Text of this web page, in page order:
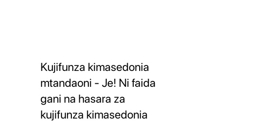
Kujifunza kimasedonia
mtandaoni - Je! Ni faida
gani na hasara za
kujifunza kimasedonia